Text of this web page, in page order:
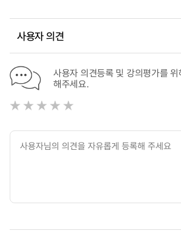
사용자 의견
사용자 의견등록 및 강의평가를
해주세요.